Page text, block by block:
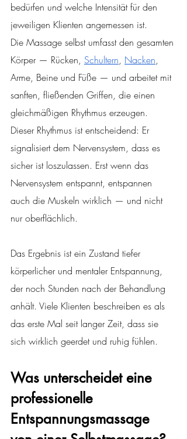
bedürfen und welche Intensität für den
jeweiligen Klienten angemessen ist.
Die Massage selbst umfasst den gesamten
Körper — Rücken, Schultern, Nacken,
Arme, Beine und Füße — und arbeitet mit
sanften, fließenden Griffen, die einen
gleichmäßigen Rhythmus erzeugen.
Dieser Rhythmus ist entscheidend: Er
signalisiert dem Nervensystem, dass es
sicher ist loszulassen. Erst wenn das
Nervensystem entspannt, entspannen
auch die Muskeln wirklich — und nicht
nur oberflächlich.
Das Ergebnis ist ein Zustand tiefer
körperlicher und mentaler Entspannung,
der noch Stunden nach der Behandlung
anhält. Viele Klienten beschreiben es als
das erste Mal seit langer Zeit, dass sie
sich wirklich geerdet und ruhig fühlen.
Was unterscheidet eine
professionelle
Entspannungsmassage